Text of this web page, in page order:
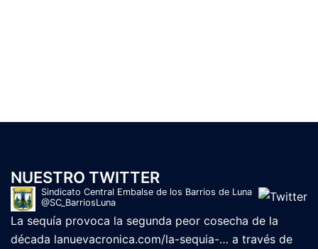
NUESTRO TWITTER
Sindicato Central Embalse de los Barrios de Luna
@SC_BarriosLuna
La sequía provoca la segunda peor cosecha de la
década lanuevacronica.com/la-sequia-… a través de